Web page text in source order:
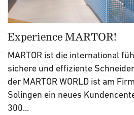
Experience MARTOR!
MARTOR ist die international
sichere und effiziente
der MARTOR WORLD ist am
Solingen ein neues
300...